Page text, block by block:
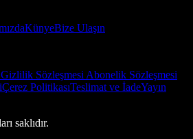
KünyeBize Ulaşın
Gizlilik Sözleşmesi Abonelik Sözleşmesi
Çerez PolitikasıTeslimat ve İadeYayın
saklıdır.